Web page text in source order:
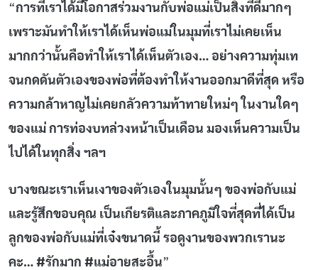
“การที่เราได้มีโอกาสร่วมงานกับพ่อแม่เป็นสิ่งที่ดีมากๆ
เพราะมันทำให้เราได้เห็นพ่อแม่ในมุมที่เราไม่เคยเห็น
มากกว่านั้นคือทำให้เราได้เห็นตัวเอง… อย่างความทุ่มเท
จนกดดันตัวเองของพ่อที่ต้องทำให้งานออกมาดีที่สุด หรือ
ความกล้าหาญไม่เคยกลัวความท้าทายใหม่ๆ ในงานใดๆ
ของแม่ การท่องบทล่วงหน้าเป็นเดือน มองเห็นความเป็น
ไปได้ในทุกสิ่ง ฯลฯ
บางขณะเราเห็นเงาของตัวเองในมุมนั้นๆ ของพ่อกับแม่
และรู้สึกขอบคุณ เป็นเกียรติและภาคภูมิใจที่สุดที่ได้เป็น
ลูกของพ่อกับแม่ที่เจ๋งขนาดนี้ รอดูงานของพวกเรานะ
คะ… #รักมาก #แม่อายสะอื้น”